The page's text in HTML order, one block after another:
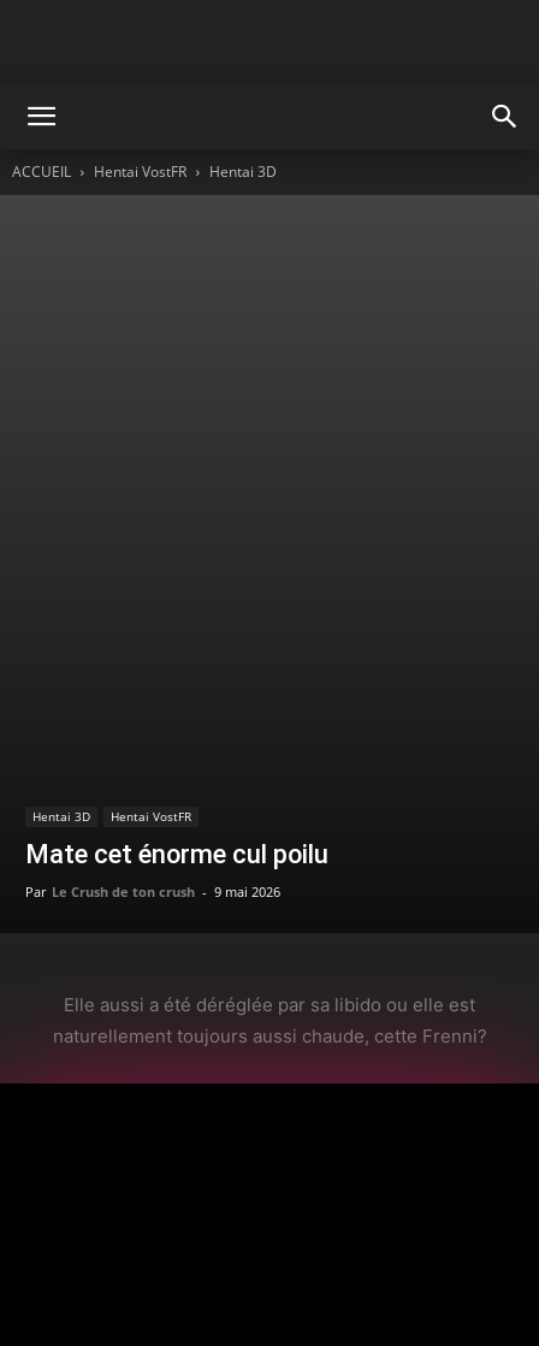
ACCUEIL Hentai VostFR Hentai 3D
Hentai 3D Hentai VostFR
Mate cet énorme cul poilu
Par Le Crush de ton crush - 9 mai 2026
Elle aussi a été déréglée par sa libido ou elle est
naturellement toujours aussi chaude, cette Frenni?